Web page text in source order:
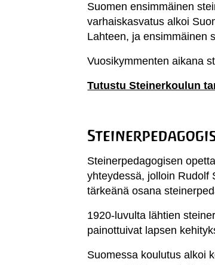
Suomen ensimmäinen
varhaiskasvatus alkoi
Lahteen, ja ensimmäinen
Vuosikymmenten aikana
Tutustu Steinerkoulun
Steinerpedagogisen
yhteydessä, jolloin Rudolf
tärkeänä osana
1920-luvulta lähtien
painottuivat lapsen
Suomessa koulutus alkoi